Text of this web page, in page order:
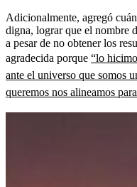
Adicionalmente, agregó
digna, lograr que el nombre
a pesar de no obtener los
agradecida porque “lo
ante el universo que somos
queremos nos alineamos